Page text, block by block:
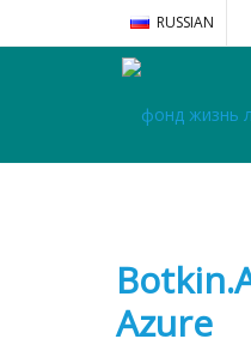
RUSSIAN
Azure